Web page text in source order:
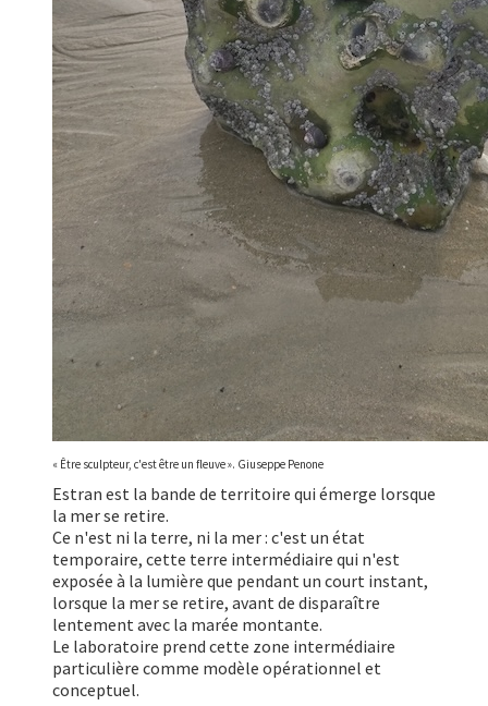
« Être sculpteur, c'est être un fleuve ». Giuseppe Penone
Estran est la bande de territoire qui émerge lorsque
la mer se retire.
Ce n'est ni la terre, ni la mer : c'est un état
temporaire, cette terre intermédiaire qui n'est
exposée à la lumière que pendant un court instant,
lorsque la mer se retire, avant de disparaître
lentement avec la marée montante.
Le laboratoire prend cette zone intermédiaire
particulière comme modèle opérationnel et
conceptuel.